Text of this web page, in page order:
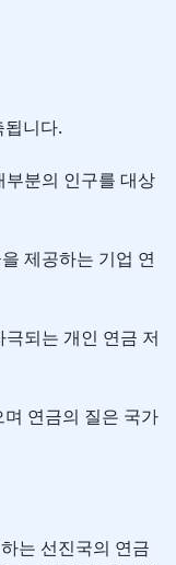
니다.
부분의 인구를 대상
제공하는 기업 연
되는 개인 연금 저
연금의 질은 국가
는 선진국의 연금